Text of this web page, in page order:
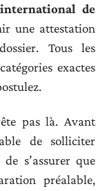
de
une attestation
Tous les
exactes
pas là. Avant
de solliciter
s’assurer que
préalable,